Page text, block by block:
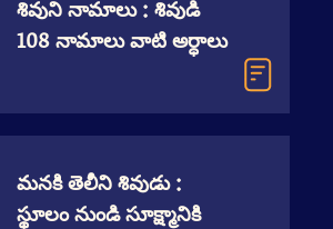
శివుని నామాలు : శివుడి
108 నామాలు వాటి అర్ధాలు
మనకి తెలీని శివుడు :
స్థూలం నుండి సూక్ష్మానికి